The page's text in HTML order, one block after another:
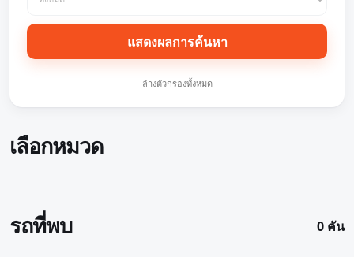
แสดงผลการค้นหา
ล้างตัวกรองทั้งหมด
เลือกหมวด
รถที่พบ 0 คัน